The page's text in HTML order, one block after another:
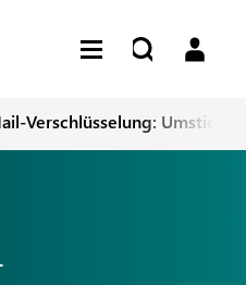
Verschlüsselung: Umstieg